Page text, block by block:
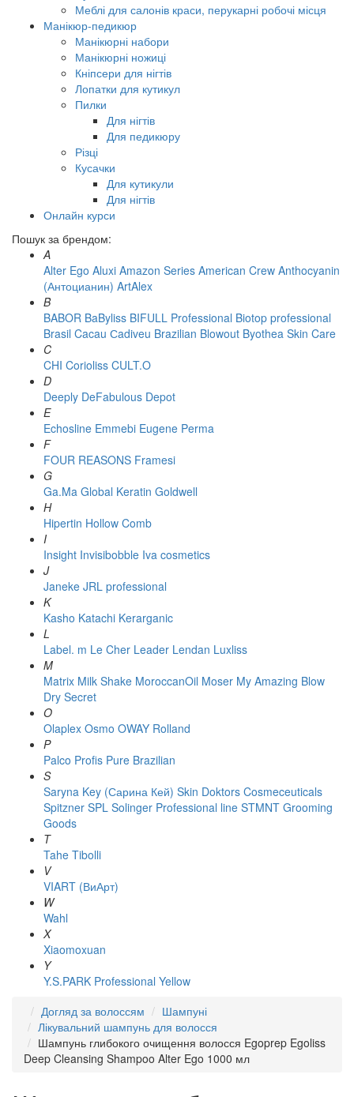
Меблі для салонів краси, перукарні робочі місця
Манікюр-педикюр
Манікюрні набори
Манікюрні ножиці
Кніпсери для нігтів
Лопатки для кутикул
Пилки
Для нігтів
Для педикюру
Різці
Кусачки
Для кутикули
Для нігтів
Онлайн курси
Пошук за брендом:
A
Alter Ego Aluxi Amazon Series American Crew Anthocyanin
(Антоцианин) ArtAlex
B
BABOR BaByliss BIFULL Professional Biotop professional
Brasil Cacau Сadiveu Brazilian Blowout Byothea Skin Care
C
CHI Corioliss CULT.O
D
Deeply DeFabulous Depot
E
Echosline Emmebi Eugene Perma
F
FOUR REASONS Framesi
G
Ga.Ma Global Keratin Goldwell
H
Hipertin Hollow Comb
I
Insight Invisibobble Iva cosmetics
J
Janeke JRL professional
K
Kasho Katachi Kerarganic
L
Label. m Le Cher Leader Lendan Luxliss
M
Matrix Milk Shake MoroccanOil Moser My Amazing Blow
Dry Secret
O
Olaplex Osmo OWAY Rolland
P
Palco Profis Pure Brazilian
S
Saryna Key (Сарина Кей) Skin Doktors Cosmeceuticals
Spitzner SPL Solinger Professional line STMNT Grooming
Goods
T
Tahe Tibolli
V
VIART (ВиАрт)
W
Wahl
X
Xiaomoxuan
Y
Y.S.PARK Professional Yellow
Догляд за волоссям
Шампуні
Лікувальний шампунь для волосся
Шампунь глибокого очищення волосся Egoprep Egoliss
Deep Cleansing Shampoo Alter Ego 1000 мл